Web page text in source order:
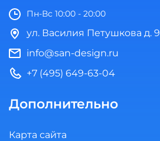
Пн-Вс 10:00 - 20:00
ул. Василия Петушкова д. 9
info@san-design.ru
+7 (495) 649-63-04
Дополнительно
Карта сайта